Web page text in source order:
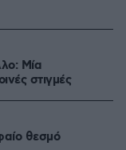
Μία
στιγμές
θεσμό